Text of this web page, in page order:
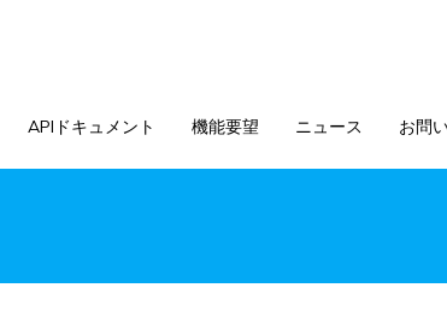
APIドキュメント 機能要望 ニュース お問